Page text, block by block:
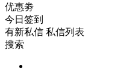
优惠劵
今日签到
有新私信 私信列表
搜索